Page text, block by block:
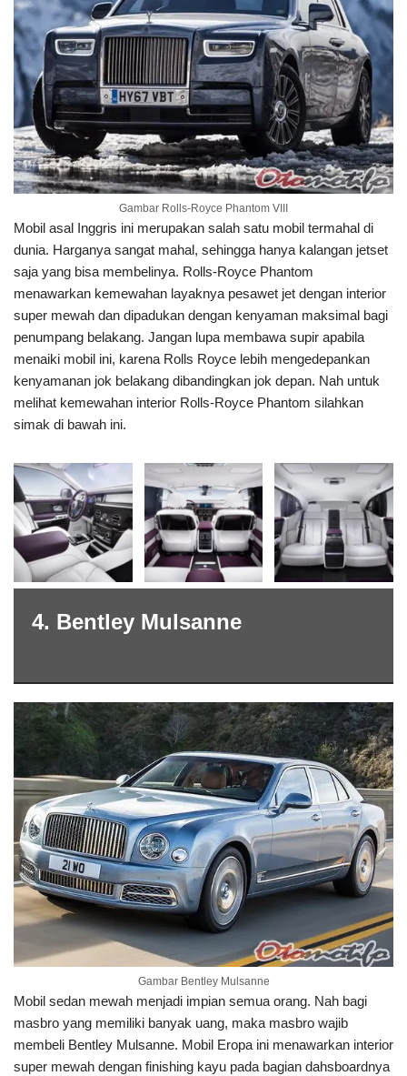
Gambar Rolls-Royce Phantom VIII
Mobil asal Inggris ini merupakan salah satu mobil termahal di
dunia. Harganya sangat mahal, sehingga hanya kalangan jetset
saja yang bisa membelinya. Rolls-Royce Phantom
menawarkan kemewahan layaknya pesawet jet dengan interior
super mewah dan dipadukan dengan kenyaman maksimal bagi
penumpang belakang. Jangan lupa membawa supir apabila
menaiki mobil ini, karena Rolls Royce lebih mengedepankan
kenyamanan jok belakang dibandingkan jok depan. Nah untuk
melihat kemewahan interior Rolls-Royce Phantom silahkan
simak di bawah ini.
4. Bentley Mulsanne
Gambar Bentley Mulsanne
Mobil sedan mewah menjadi impian semua orang. Nah bagi
masbro yang memiliki banyak uang, maka masbro wajib
membeli Bentley Mulsanne. Mobil Eropa ini menawarkan interior
super mewah dengan finishing kayu pada bagian dahsboardnya